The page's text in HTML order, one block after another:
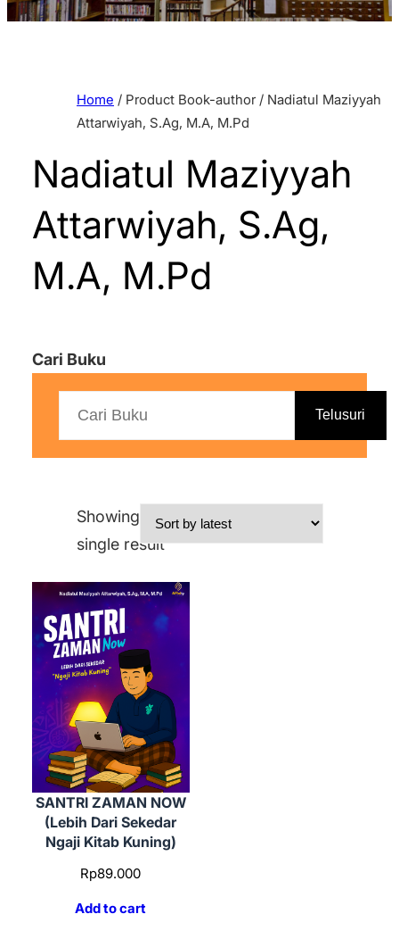
Home / Product Book-author / Nadiatul Maziyyah
Attarwiyah, S.Ag, M.A, M.Pd
Nadiatul Maziyyah
Attarwiyah, S.Ag,
M.A, M.Pd
Cari Buku
Telusuri
Showing the
single result
SANTRI ZAMAN NOW
(Lebih Dari Sekedar
Ngaji Kitab Kuning)
Rp89.000
Add to cart